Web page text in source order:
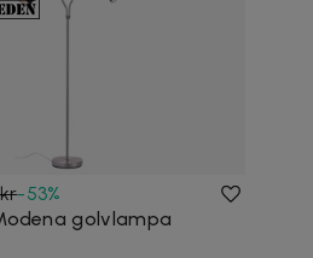
-53%
golvlampa